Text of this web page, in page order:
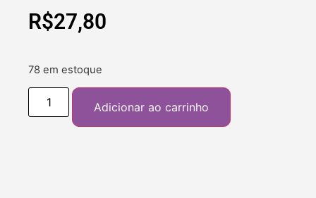
R$27,80
78 em estoque
Adicionar ao carrinho